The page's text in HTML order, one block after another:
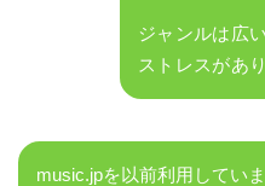
ジャンルは広
ストレスがあ
music.jpを以前利用してい